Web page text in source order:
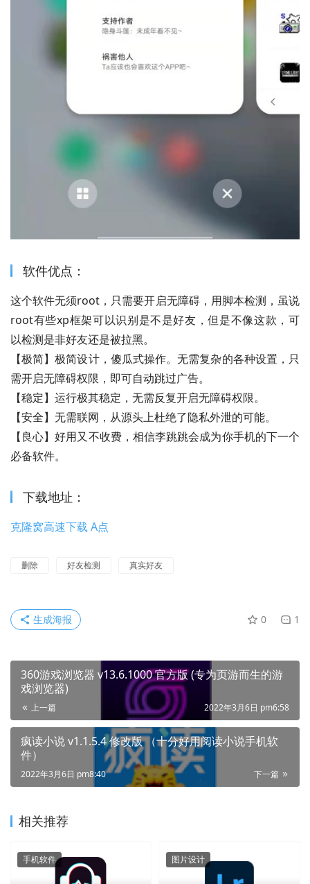
软件优点：
这个软件无须root，只需要开启无障碍，用脚本检测，虽说
root有些xp框架可以识别是不是好友，但是不像这款，可
以检测是非好友还是被拉黑。
【极简】极简设计，傻瓜式操作。无需复杂的各种设置，只
需开启无障碍权限，即可自动跳过广告。
【稳定】运行极其稳定，无需反复开启无障碍权限。
【安全】无需联网，从源头上杜绝了隐私外泄的可能。
【良心】好用又不收费，相信李跳跳会成为你手机的下一个
必备软件。
下载地址：
克隆窝高速下载 A点
删除 好友检测 真实好友
0 1
生成海报
360游戏浏览器 v13.6.1000 官方版 (专为页游而生的游
戏浏览器)
上一篇 2022年3月6日 pm6:58
疯读小说 v1.1.5.4 修改版 （十分好用阅读小说手机软
件）
下一篇
2022年3月6日 pm8:40
相关推荐
手机软件 图片设计